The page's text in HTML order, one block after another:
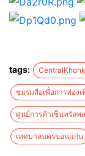
tags:
ชมรมสื่อเพื่อการท่อง
ศูนย์การค้าเซ็นทรัล
เทศบาลนครขอนแก่น